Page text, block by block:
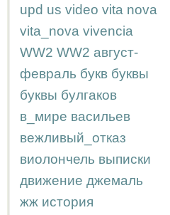
upd us video vita nova
vita_nova vivencia
WW2 WW2 август-
февраль букв буквы
буквы булгаков
в_мире васильев
вежливый_отказ
виолончель выписки
движение джемаль
жж история